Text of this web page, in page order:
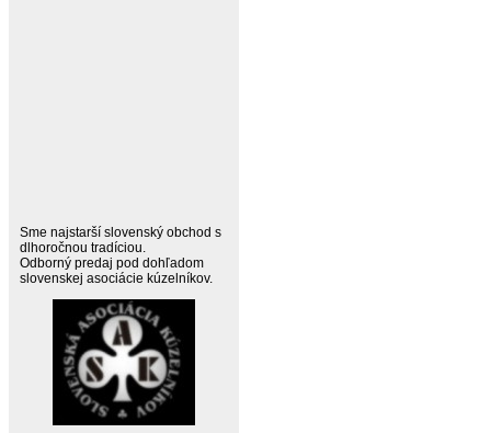
Sme najstarší slovenský obchod s
dlhoročnou tradíciou.
Odborný predaj pod dohľadom
slovenskej asociácie kúzelníkov.